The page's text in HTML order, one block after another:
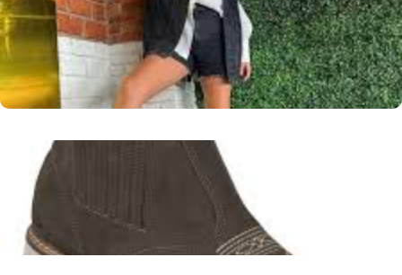
em Lagoa do Piauí - PI
Apresentar opções de botas country para mulheres na
região de Lagoa do Piauí.
Leer más
Chapéus Cintilantes em Roncador, Paraná
Facilitar a busca por chapéus country brilhantes na região
de Roncador, PR.